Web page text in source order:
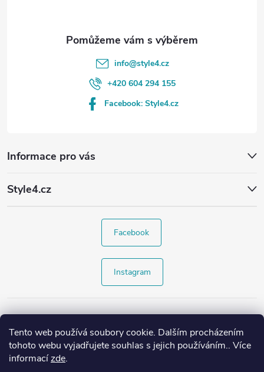
Tento web používá soubory cookie. Dalším procházením
tohoto webu vyjadřujete souhlas s jejich používáním.. Více
informacízde.
Informace pro vás
Style4.cz
info@style4.cz
+420 604 294 155
Facebook: Style4.cz
Facebook
Instagram